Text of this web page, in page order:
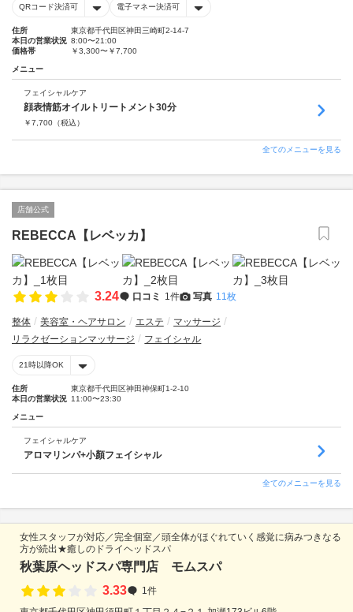
QRコード決済可 電子マネー決済可
住所
東京都千代田区神田三崎町2-14-7
本日の営業状況 8:00〜21:00
価格帯
￥3,300〜￥7,700
メニュー
フェイシャルケア
顔表情筋オイルトリートメント30分
￥7,700 （税込）
全てのメニューを見る
店舗公式
REBECCA【レベッカ】
3.24 口コミ 1件 写真 11枚
整体 美容室・ヘアサロン エステ
マッサージ
リラクゼーションマッサージ
フェイシャル
21時以降OK
住所
東京都千代田区神田神保町1-2-10
本日の営業状況 11:00〜23:30
メニュー
フェイシャルケア
アロマリンパ+小顏フェイシャル
全てのメニューを見る
女性スタッフが対応／完全個室／頭全体がほぐれていく感覚に病みつきなる
方が続出★癒しのドライヘッドスパ
秋葉原ヘッドスパ専門店 モムスパ
3.33
1件